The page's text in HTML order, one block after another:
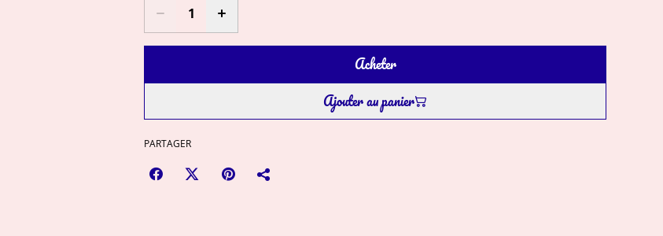
Acheter
Ajouter au panier
PARTAGER